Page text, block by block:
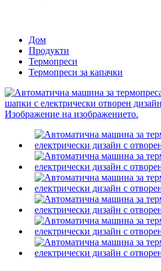
Дом
Продукти
Термопреси
Термопреси за капачки